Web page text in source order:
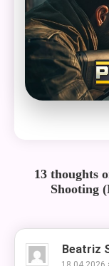
13 thoughts
Shooting
Beatriz